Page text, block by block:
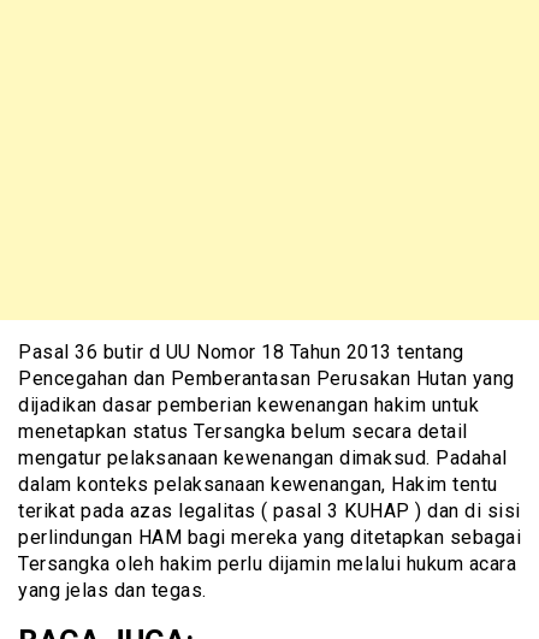
Pasal 36 butir d UU Nomor 18 Tahun 2013 tentang
Pencegahan dan Pemberantasan Perusakan Hutan yang
dijadikan dasar pemberian kewenangan hakim untuk
menetapkan status Tersangka belum secara detail
mengatur pelaksanaan kewenangan dimaksud. Padahal
dalam konteks pelaksanaan kewenangan, Hakim tentu
terikat pada azas legalitas ( pasal 3 KUHAP ) dan di sisi
perlindungan HAM bagi mereka yang ditetapkan sebagai
Tersangka oleh hakim perlu dijamin melalui hukum acara
yang jelas dan tegas.